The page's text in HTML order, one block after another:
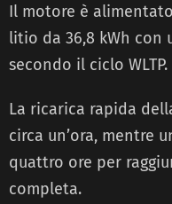
Il motore è
litio da 36,8 kWh con
secondo il ciclo WLTP.
La ricarica rapida
circa un’ora, mentre
quattro ore per
completa.